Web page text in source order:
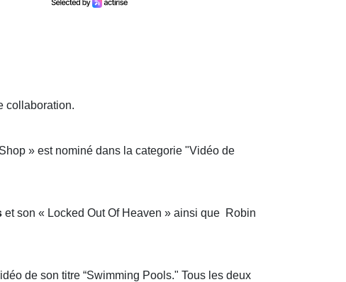
collaboration.
» est nominé dans la categorie "Vidéo de
et son « Locked Out Of Heaven » ainsi que Robin
de son titre “Swimming Pools." Tous les deux